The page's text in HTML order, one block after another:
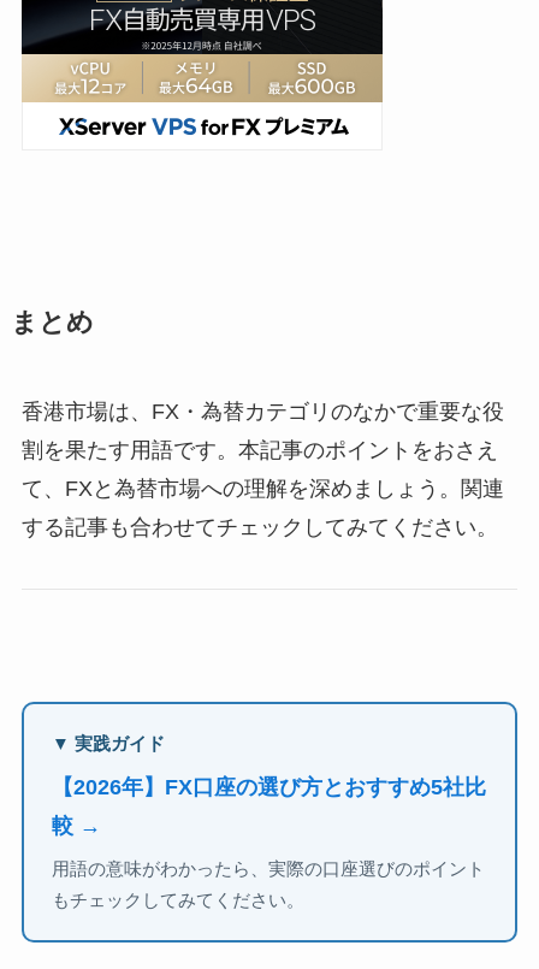
まとめ
香港市場は、FX・為替カテゴリのなかで重要な役
割を果たす用語です。本記事のポイントをおさえ
て、FXと為替市場への理解を深めましょう。関連
する記事も合わせてチェックしてみてください。
▼ 実践ガイド
【2026年】FX口座の選び方とおすすめ5社比
較 →
用語の意味がわかったら、実際の口座選びのポイント
もチェックしてみてください。